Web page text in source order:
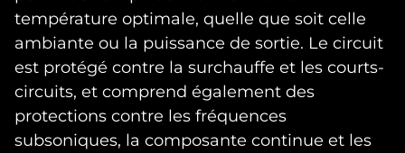
température optimale, quelle que soit celle
ambiante ou la puissance de sortie. Le circuit
est protégé contre la surchauffe et les courts-
circuits, et comprend également des
protections contre les fréquences
subsoniques, la composante continue et les